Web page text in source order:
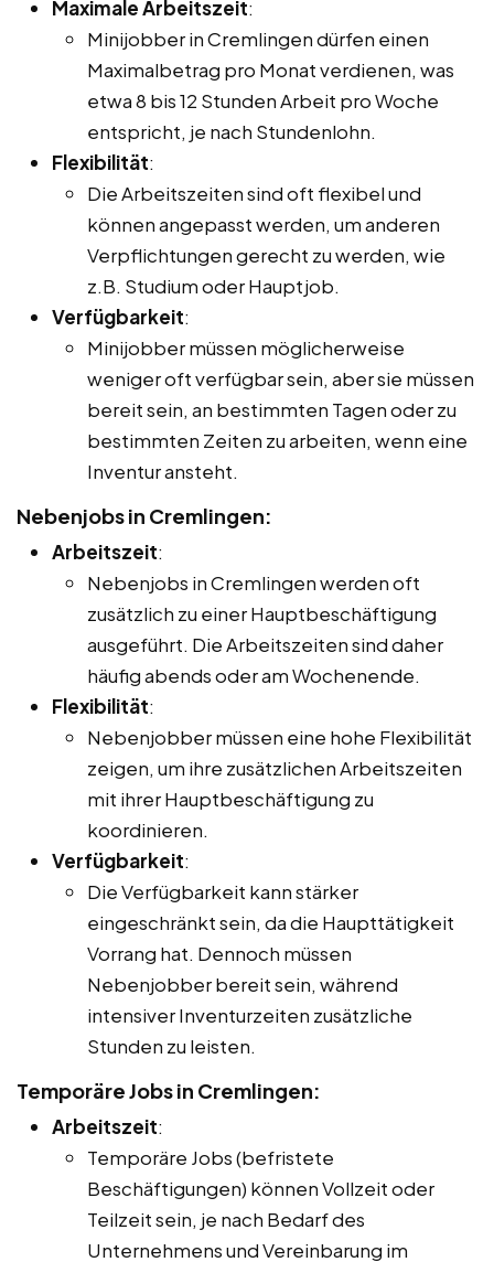
Maximale Arbeitszeit:
Minijobber in Cremlingen dürfen einen
Maximalbetrag pro Monat verdienen, was
etwa 8 bis 12 Stunden Arbeit pro Woche
entspricht, je nach Stundenlohn.
Flexibilität:
Die Arbeitszeiten sind oft flexibel und
können angepasst werden, um anderen
Verpflichtungen gerecht zu werden, wie
z.B. Studium oder Hauptjob.
Verfügbarkeit:
Minijobber müssen möglicherweise
weniger oft verfügbar sein, aber sie müssen
bereit sein, an bestimmten Tagen oder zu
bestimmten Zeiten zu arbeiten, wenn eine
Inventur ansteht.
Nebenjobs in Cremlingen:
Arbeitszeit:
Nebenjobs in Cremlingen werden oft
zusätzlich zu einer Hauptbeschäftigung
ausgeführt. Die Arbeitszeiten sind daher
häufig abends oder am Wochenende.
Flexibilität:
Nebenjobber müssen eine hohe Flexibilität
zeigen, um ihre zusätzlichen Arbeitszeiten
mit ihrer Hauptbeschäftigung zu
koordinieren.
Verfügbarkeit:
Die Verfügbarkeit kann stärker
eingeschränkt sein, da die Haupttätigkeit
Vorrang hat. Dennoch müssen
Nebenjobber bereit sein, während
intensiver Inventurzeiten zusätzliche
Stunden zu leisten.
Temporäre Jobs in Cremlingen:
Arbeitszeit:
Temporäre Jobs (befristete
Beschäftigungen) können Vollzeit oder
Teilzeit sein, je nach Bedarf des
Unternehmens und Vereinbarung im